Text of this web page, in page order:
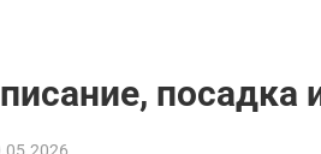
посадка